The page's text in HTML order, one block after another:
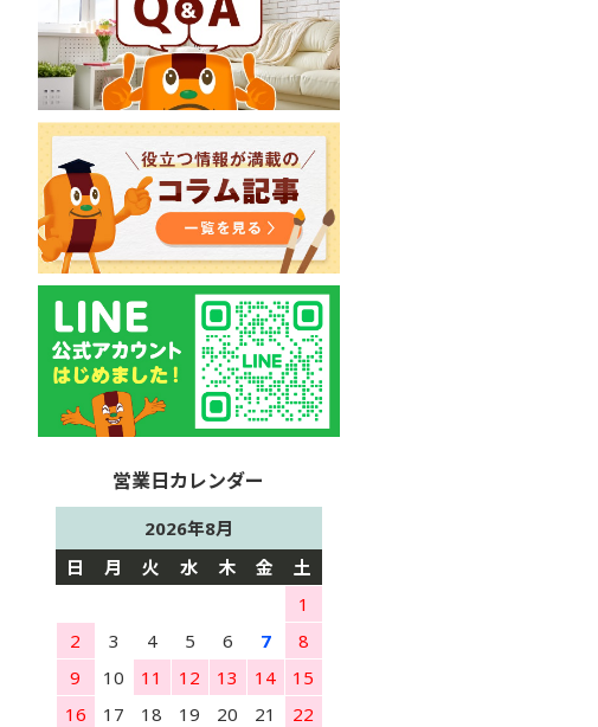
2026年8月
日
月 火 水 木 金
土
1
2
3 4 5 6 7
8
9
10 11 12 13 14
15
16
17 18 19 20 21
22